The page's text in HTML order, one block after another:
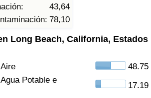
43,64
78,10
Long Beach, California, Estados
48.75
Potable e
17.19
de Criminalidad
por país